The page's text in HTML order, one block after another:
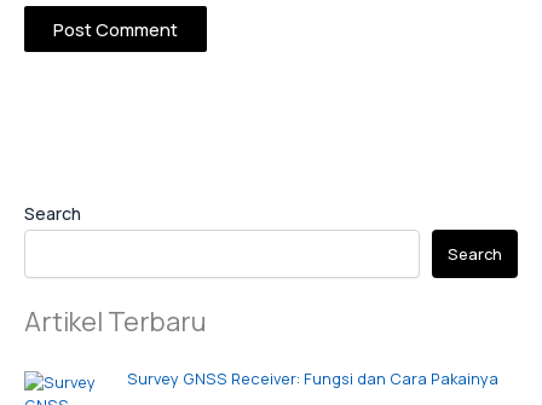
Search
Search
Artikel Terbaru
Survey GNSS Receiver: Fungsi dan Cara Pakainya